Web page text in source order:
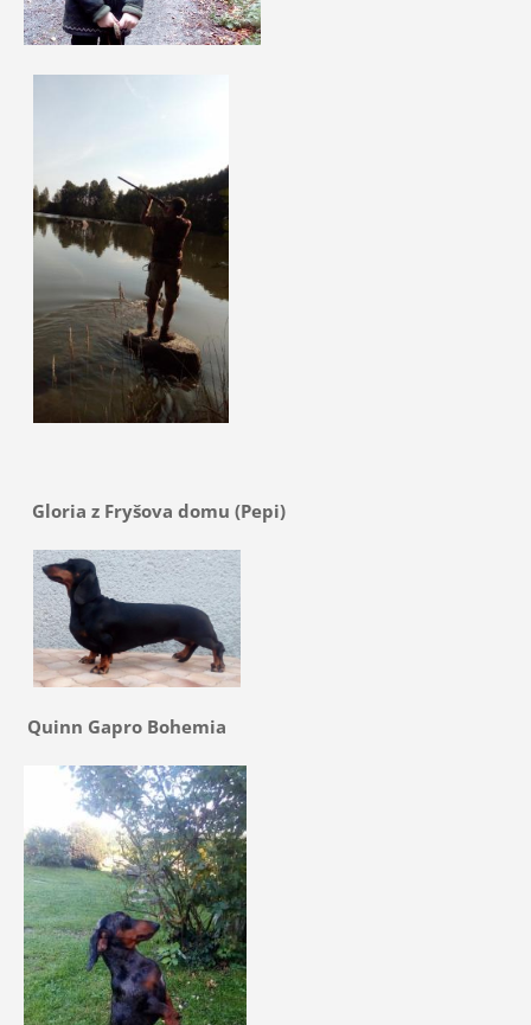
Gloria z Fryšova domu (Pepi)
Quinn Gapro Bohemia